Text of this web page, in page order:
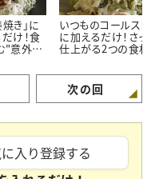
き」に
け！食
"意外な
いつものコールスロ
に加えるだけ！さっ
仕上がる2つの食材
次の回
入り登録する